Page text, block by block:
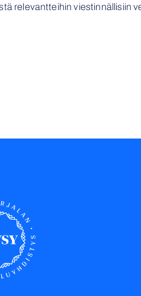
relevantteihin viestinnällisiin